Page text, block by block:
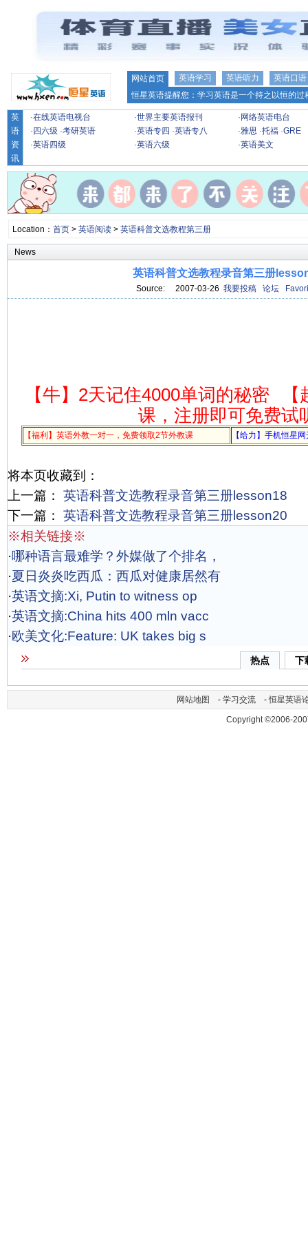
网站首页 英语学习 英语听力
英语口语
恒星英语提醒您：学习英语是一个持之以恒的
英
语
资
讯
·在线英语电视台 ·世界主要英语报刊 · 网络英语电台
· 四六级 ·考研英语 ·英语专四 ·英语专八 ·雅思 ·托福 ·GRE
·英语四级 ·英语六级 ·英语美文
Location： 首页> 英语阅读> 英语科普文选教程第三册
News
英语科普文选教程录音第三册
Source: 2007-03-26 我要投稿 论坛
【牛】2天记住4000单词的秘密
课，注册即可免费试
【福利】英语外教一对一，免费领取2节外教课 【给力】手机恒星
将本页收藏到：
上一篇：
英语科普文选教程录音第三册lesson18
下一篇：
英语科普文选教程录音第三册lesson20
※相关链接※
·哪种语言最难学？外媒做了个排名，
·夏日炎炎吃西瓜：西瓜对健康居然有
·英语文摘:Xi, Putin to witness op
·英语文摘:China hits 400 mln vacc
·欧美文化:Feature: UK takes big s
热点 下
网站地图 - 学习交流 -恒星英语
Copyright ©2006-